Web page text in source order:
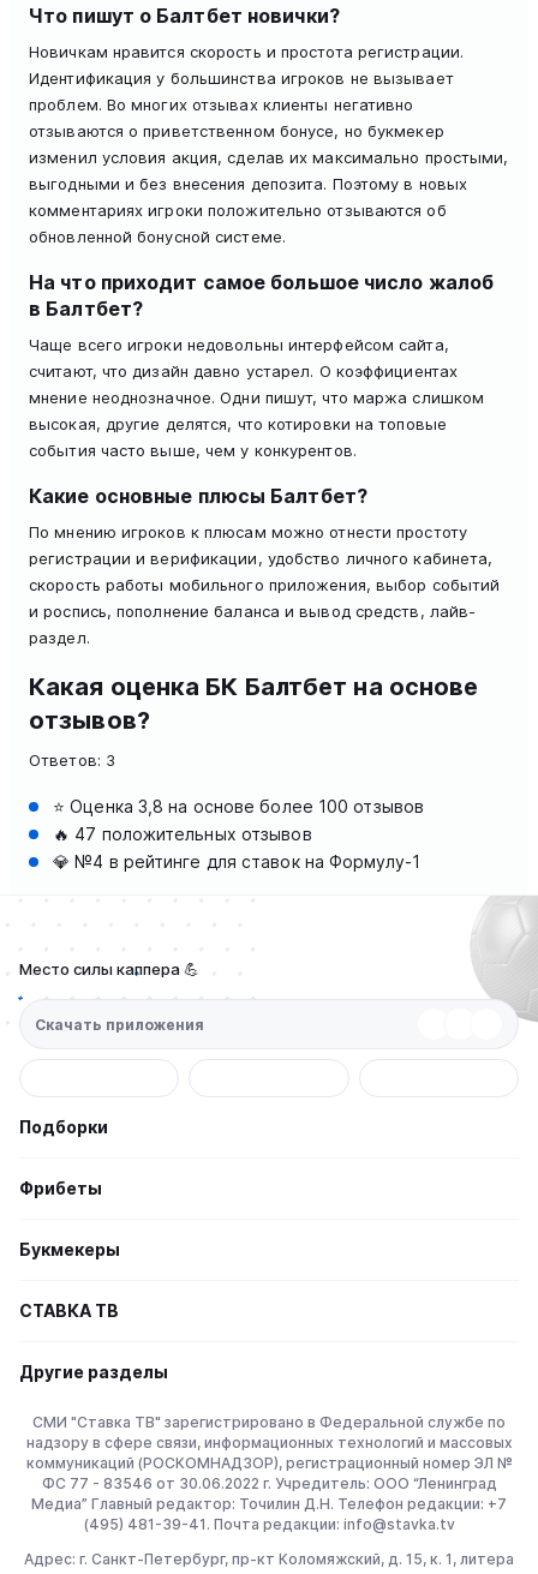
Что пишут о Балтбет новички?
Новичкам нравится скорость и простота регистрации.
Идентификация у большинства игроков не вызывает
проблем. Во многих отзывах клиенты негативно
отзываются о приветственном бонусе, но букмекер
изменил условия акция, сделав их максимально простыми,
выгодными и без внесения депозита. Поэтому в новых
комментариях игроки положительно отзываются об
обновленной бонусной системе.
На что приходит самое большое число жалоб
в Балтбет?
Чаще всего игроки недовольны интерфейсом сайта,
считают, что дизайн давно устарел. О коэффициентах
мнение неоднозначное. Одни пишут, что маржа слишком
высокая, другие делятся, что котировки на топовые
события часто выше, чем у конкурентов.
Какие основные плюсы Балтбет?
По мнению игроков к плюсам можно отнести простоту
регистрации и верификации, удобство личного кабинета,
скорость работы мобильного приложения, выбор событий
и роспись, пополнение баланса и вывод средств, лайв-
раздел.
Какая оценка БК Балтбет на основе
отзывов?
Ответов: 3
⭐️ Оценка 3,8 на основе более 100 отзывов
🔥 47 положительных отзывов
💎 №4 в рейтинге для ставок на Формулу-1
Место силы каппера 💪
Скачать приложения
Подборки
Фрибеты
Букмекеры
СТАВКА TВ
Другие разделы
СМИ "Ставка ТВ" зарегистрировано в Федеральной службе по
надзору в сфере связи, информационных технологий и массовых
коммуникаций (РОСКОМНАДЗОР), регистрационный номер ЭЛ №
ФС 77 - 83546 от 30.06.2022 г. Учредитель: ООО “Ленинград
Медиа” Главный редактор: Точилин Д.Н. Телефон редакции: +7
(495) 481-39-41. Почта редакции: info@stavka.tv
Адрес: г. Санкт-Петербург, пр-кт Коломяжский, д. 15, к. 1, литера